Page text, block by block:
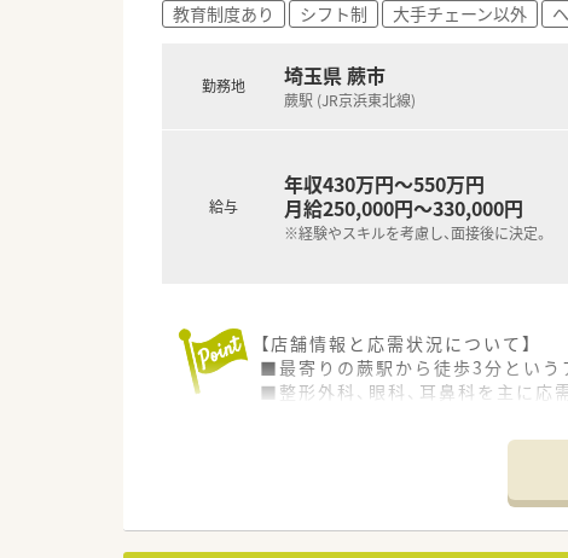
教育制度あり
シフト制 大手チェーン以外
勤務地 埼玉県 蕨市
蕨駅 (JR京浜東北線)
給与
年収430万円～550万円
月給250,000円～330,000円
※経験やスキルを考慮し、面接後に決定。
【店舗情報と応需状況について】
■最寄りの蕨駅から徒歩3分という
■整形外科、眼科、耳鼻科を主に応
■関西を中心に全国で75店舗の調
■親会社が医療コンサル会社のた
■全従業員とその家族の幸せを追